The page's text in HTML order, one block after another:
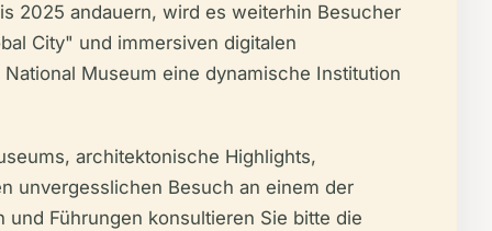
2025 andauern, wird es weiterhin Besucher
City" und immersiven digitalen
Museum eine dynamische Institution
architektonische Highlights,
unvergesslichen Besuch an einem der
Führungen konsultieren Sie bitte die